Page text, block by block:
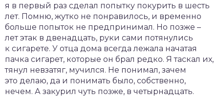
я в первый раз сделал попытку покурить в шесть
лет. Помню, жутко не понравилось, и временно
больше попыток не предпринимал. Но позже –
лет этак в двенадцать, руки сами потянулись
к сигарете. У отца дома всегда лежала начатая
пачка сигарет, которые он брал редко. Я таскал их,
тянул невзатяг, мучился. Не понимал, зачем
это делаю, да и понимать было, собственно,
нечем. А закурил чуть позже, в четырнадцать.